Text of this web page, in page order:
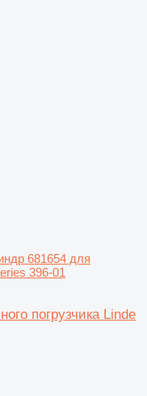
681654 для
396-01
погрузчика Linde